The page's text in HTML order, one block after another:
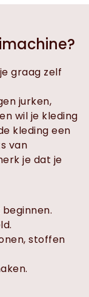
graag zelf
jurken,
wil je kleding
kleding een
van
je dat je
stoffen